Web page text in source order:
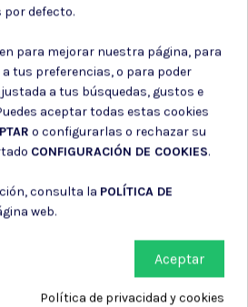
datos para los fines indicados en la
datos personales para recibir publicidad
por defecto.
para mejorar nuestra página, para
tus preferencias, o para poder
a tus búsquedas, gustos e
aceptar todas estas cookies
o configurarlas o rechazar su
CONFIGURACIÓN DE COOKIES.
consulta la POLÍTICA DE
web.
Aceptar
Política de privacidad y cookies